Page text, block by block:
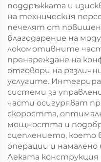
поддръжката и
на техническия
печелят от
благодарение на
локомотивните
пренареждане на
отговори на
услугите.
системи за
части осигуряват
скоростта,
мощността и
сцеплението, което
операции и намалено
Леката